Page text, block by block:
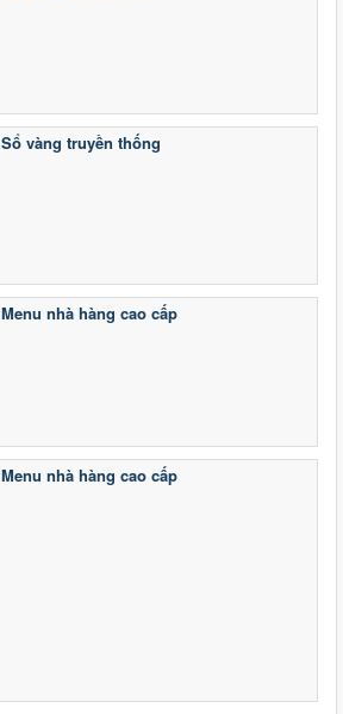
Sổ vàng truyền thống
Menu nhà hàng cao cấp
Menu nhà hàng cao cấp